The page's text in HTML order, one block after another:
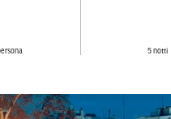
5 notti